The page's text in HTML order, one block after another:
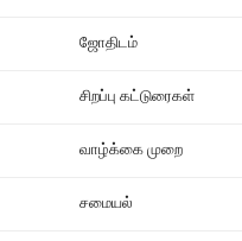
ஜோதிடம்
சிறப்பு கட்டுரைகள்
வாழ்க்கை முறை
சமையல்